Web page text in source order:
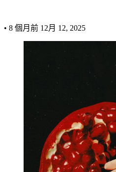
• 8 個月前 12月 12, 2025